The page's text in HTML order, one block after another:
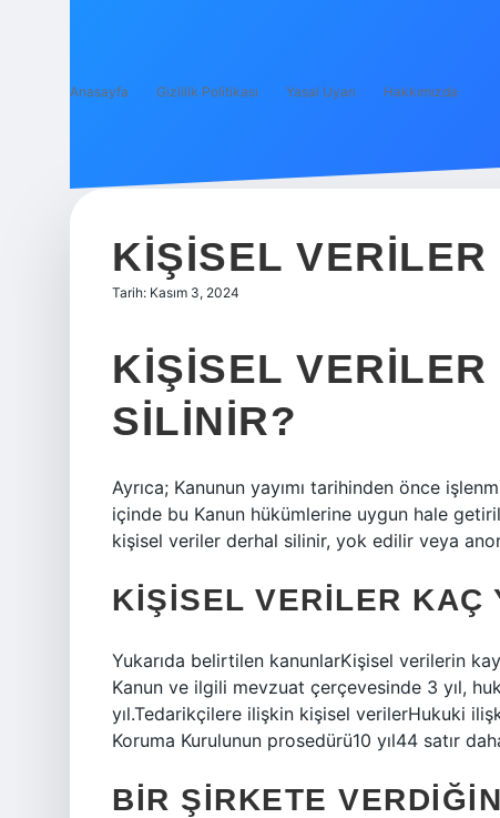
Anasayfa Gizlilik Politikası Yasal Uyarı Hakkımızda
KIŞISEL
Tarih: Kasım 3, 2024
KIŞISEL
SILINIR?
Ayrıca; Kanunun yayımı tarihinden önce
içinde bu Kanun hükümlerine uygun hale
kişisel veriler derhal silinir, yok edilir veya
KIŞISEL VERILER KAÇ
Yukarıda belirtilen kanunlarKişisel verilerin
Kanun ve ilgili mevzuat çerçevesinde 3 yıl,
yıl.Tedarikçilere ilişkin kişisel verilerHukuki
Koruma Kurulunun prosedürü10 yıl44 satır
BIR ŞIRKETE